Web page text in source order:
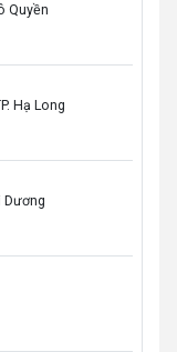
Quyền
Hạ Long
Dương